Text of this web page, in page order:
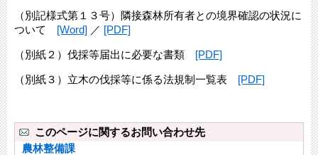
（別記様式第１３号）隣接森林所有者との境界確認の状況に
ついて [Word] ／ [PDF]
（別紙２）伐採等届出に必要な書類 [PDF]
（別紙３）立木の伐採等に係る法規制一覧表 [PDF]
このページに関するお問い合わせ先
農林整備課